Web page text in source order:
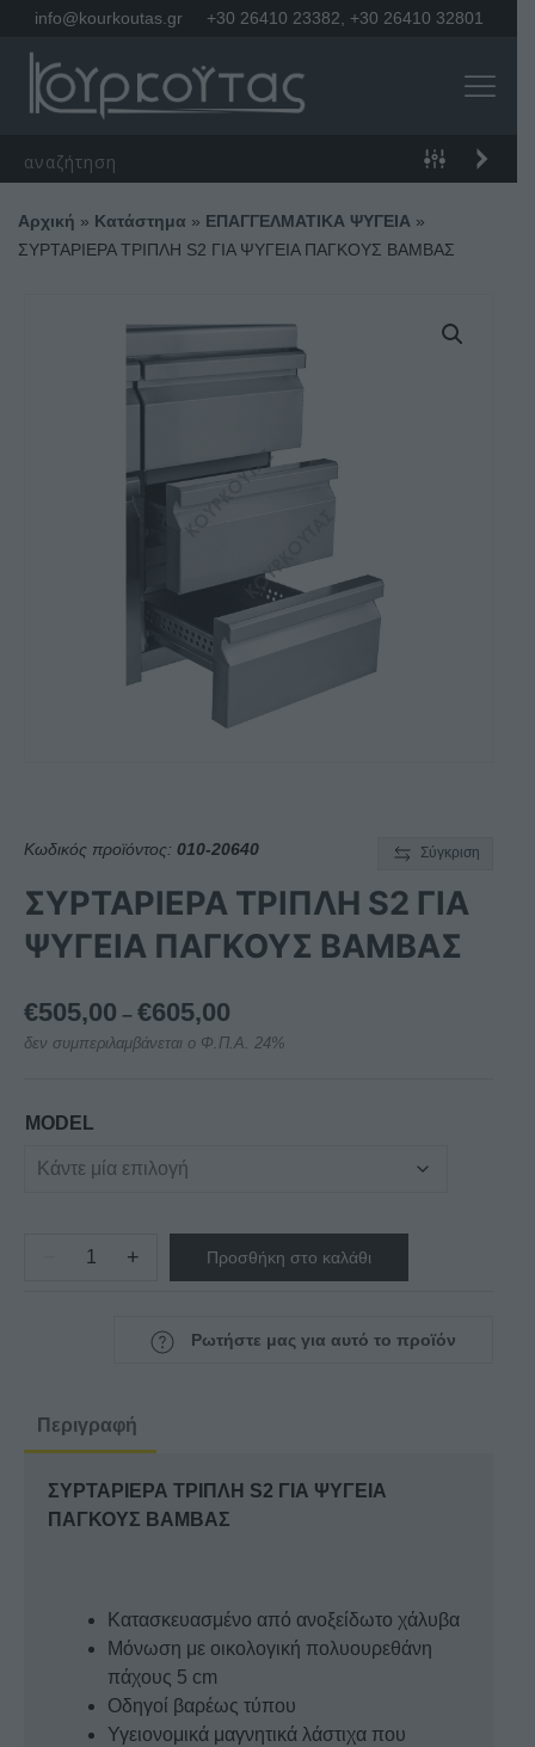
info@kourkoutas.gr +30 26410 23382 +30 26410 32801
Αρχική » Κατάστημα » ΕΠΑΓΓΕΛΜΑΤΙΚΑ ΨΥΓΕΙΑ »
ΣΥΡΤΑΡΙΕΡΑ ΤΡΙΠΛΗ S2 ΓΙΑ ΨΥΓΕΙΑ ΠΑΓΚΟΥΣ BAMΒΑΣ
Κωδικός προϊόντος: 010-20640 Σύγκριση
ΣΥΡΤΑΡΙΕΡΑ ΤΡΙΠΛΗ S2 ΓΙΑ
ΨΥΓΕΙΑ ΠΑΓΚΟΥΣ BAMΒΑΣ
€505,00 – €605,00
range:
δεν συμπεριλαμβάνεται ο Φ.Π.Α. 24%
MODEL
ΣΥΡΤΑΡΙΕΡΑ
ΠΑΓΚΟΥΣ
BAMΒΑΣ
+ Προσθήκη στο καλάθι
Ρωτήστε μας για αυτό το προϊόν
Περιγραφή
ΣΥΡΤΑΡΙΕΡΑ ΤΡΙΠΛΗ S2 ΓΙΑ ΨΥΓΕΙΑ
ΠΑΓΚΟΥΣ BAMΒΑΣ
Κατασκευασμένο από ανοξείδωτο χάλυβα
Μόνωση με οικολογική πολυουρεθάνη
πάχους 5 cm
Οδηγοί βαρέως τύπου
Υγειονομικά μαγνητικά λάστιχα που